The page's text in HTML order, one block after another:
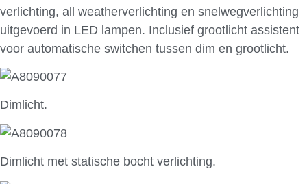
verlichting, all weatherverlichting en snelwegverlichting
uitgevoerd in LED lampen. Inclusief grootlicht assistent
voor automatische switchen tussen dim en grootlicht.
Dimlicht.
Dimlicht met statische bocht verlichting.